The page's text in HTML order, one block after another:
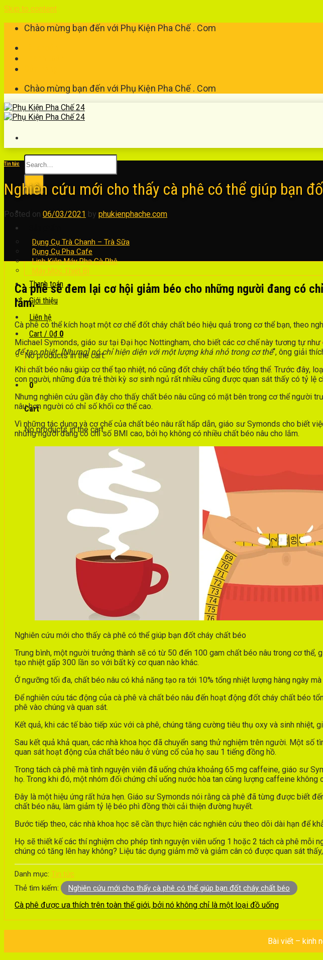
Skip to content
Chào mừng bạn đến với Phụ Kiện Pha Chế . Com
Chào mừng bạn đến với Phụ Kiện Pha Chế . Com
Trang chủ
Dụng Cụ Trà Chanh – Trà Sữa
Dụng Cụ Pha Cafe
Linh Kiện Máy Pha Cà Phê
Máy Móc Thiết Bị
Thanh toán
Giới thiệu
Liên hệ
Cart / 0₫ 0
No products in the cart.
0
Cart
No products in the cart.
Tin tức
Nghiên cứu mới cho thấy cà phê có thể giúp bạn
Posted on 06/03/2021 by phukienphache.com
Cà phê sẽ đem lại cơ hội giảm béo cho những người đang có
lắm.
Cà phê có thể kích hoạt một cơ chế đốt cháy chất béo hiệu quả trong cơ thể bạn, theo
Michael Symonds, giáo sư tại Đại học Nottingham, cho biết các cơ chế này tương tự như
để tạo nhiệt. [Nhưng] nó chỉ hiện diện với một lượng khá nhỏ trong cơ thể“, ông giải
Khi chất béo nâu giúp cơ thể tạo nhiệt, nó cũng đốt cháy chất béo tổng thể. Trước đây,
con người, những đứa trẻ thời kỳ sơ sinh ngủ rất nhiều cũng được quan sát thấy có tỷ lệ
Nhưng nghiên cứu gần đây cho thấy chất béo nâu cũng có mặt bên trong cơ thể người
nâu hơn người có chỉ số khối cơ thể cao.
Vì những tác dụng và cơ chế của chất béo nâu rất hấp dẫn, giáo sư Symonds cho biết
những người đang có chỉ số BMI cao, bởi họ không có nhiều chất béo nâu cho lắm.
Nghiên cứu mới cho thấy cà phê có thể giúp bạn đốt cháy chất béo
Trung bình, một người trưởng thành sẽ có từ 50 đến 100 gam chất béo nâu trong cơ
tạo nhiệt gấp 300 lần so với bất kỳ cơ quan nào khác.
Ở ngưỡng tối đa, chất béo nâu có khả năng tạo ra tới 10% tổng nhiệt lượng hàng ngày
Để nghiên cứu tác động của cà phê và chất béo nâu đến hoạt động đốt cháy chất béo
phê vào chúng và quan sát.
Kết quả, khi các tế bào tiếp xúc với cà phê, chúng tăng cường tiêu thụ oxy và sinh nhiệt,
Sau kết quả khả quan, các nhà khoa học đã chuyển sang thử nghiệm trên người. Một số
quan sát hoạt động của chất béo nâu ở vùng cổ của họ sau 1 tiếng đồng hồ.
Trong tách cà phê mà tình nguyện viên đã uống chứa khoảng 65 mg caffeine, giáo sư
họ. Trong khi đó, một nhóm đối chứng chỉ uống nước hòa tan cùng lượng caffeine không
Đây là một hiệu ứng rất hứa hẹn. Giáo sư Symonds nói rằng cà phê đã từng được biết
chất béo nâu, làm giảm tỷ lệ béo phì đồng thời cải thiện đường huyết.
Bước tiếp theo, các nhà khoa học sẽ cần thực hiện các nghiên cứu theo dõi dài hạn để
Họ sẽ thiết kế các thí nghiệm cho phép tình nguyện viên uống 1 hoặc 2 tách cà phê
chúng có tăng lên hay không? Liệu tác dụng giảm mỡ và giảm cân có được quan sát
Danh mục: Tin tức
Thẻ tìm kiếm:
Nghiên cứu mới cho thấy cà phê có thể giúp bạn đốt cháy chất béo
Cà phê được ưa thích trên toàn thế giới, bởi nó không chỉ là một loại đồ uống
Bài viết – kinh